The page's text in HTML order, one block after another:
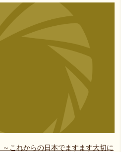
これからの日本でますます大切に